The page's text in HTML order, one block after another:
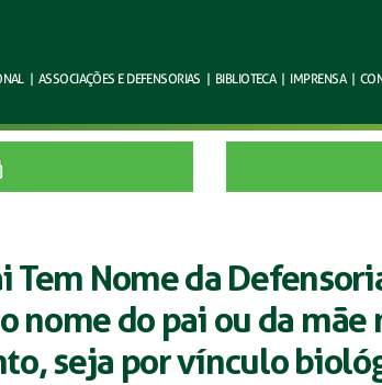
| ASSOCIAÇÕES EDEFENSORIAS | BIBLIOTECA | IMPRENSA |
Tem Nome da
nome do pai ou da mãe
seja por vínculo